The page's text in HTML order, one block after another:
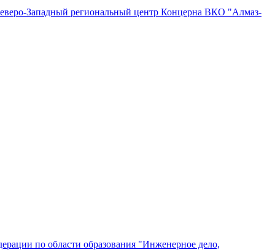
Западный региональный центр Концерна ВКО "Алмаз-
по области образования "Инженерное дело,